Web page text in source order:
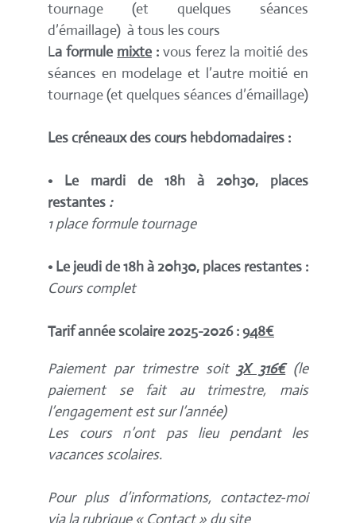
tournage (et quelques séances
d’émaillage) à tous les cours
La formule mixte : vous ferez la moitié des
séances en modelage et l’autre moitié en
tournage (et quelques séances d’émaillage)
Les créneaux des cours hebdomadaires :
• Le mardi de 18h à 20h30, places
restantes :
1 place formule tournage
• Le jeudi de 18h à 20h30, places restantes :
Cours complet
Tarif année scolaire 2025-2026 :948€
Paiement par trimestre soit 3X 316€(le
paiement se fait au trimestre, mais
l’engagement est sur l’année)
Les cours n’ont pas lieu pendant les
vacances scolaires.
Pour plus d’informations, contactez-moi
via la rubrique « Contact » du site